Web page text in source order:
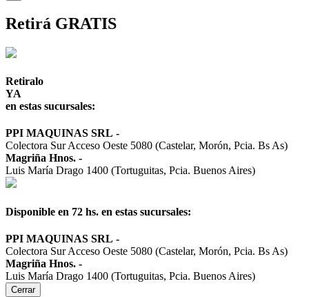
Retirá GRATIS
Retiralo
YA
en estas sucursales:
PPI MAQUINAS SRL -
Colectora Sur Acceso Oeste 5080 (Castelar, Morón, Pcia. Bs As)
Magriña Hnos. -
Luis María Drago 1400 (Tortuguitas, Pcia. Buenos Aires)
Disponible en 72 hs. en estas sucursales:
PPI MAQUINAS SRL -
Colectora Sur Acceso Oeste 5080 (Castelar, Morón, Pcia. Bs As)
Magriña Hnos. -
Luis María Drago 1400 (Tortuguitas, Pcia. Buenos Aires)
Cerrar